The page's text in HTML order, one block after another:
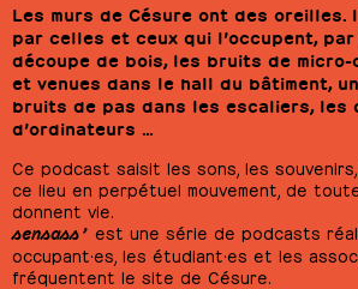
Les murs de Césure ont des oreilles.
par celles et ceux qui l’occupent,
découpe de bois, les bruits de
et venues dans le hall du bâtiment,
bruits de pas dans les escaliers, les
d’ordinateurs …
Ce podcast saisit les sons, les
ce lieu en perpétuel mouvement, de
donnent vie.
sensass’ est une série de podcasts
occupant·es, les étudiant·es et les
fréquentent le site de Césure.